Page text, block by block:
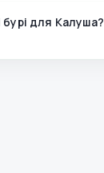
бурі для Калуша?